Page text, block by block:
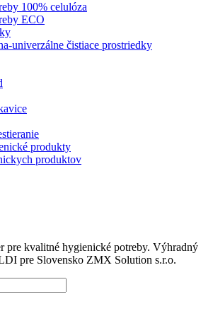
100% celulóza
ECO
univerzálne čistiace prostriedky
produkty
produktov
pre kvalitné hygienické potreby. Výhradný
pre Slovensko ZMX Solution s.r.o.